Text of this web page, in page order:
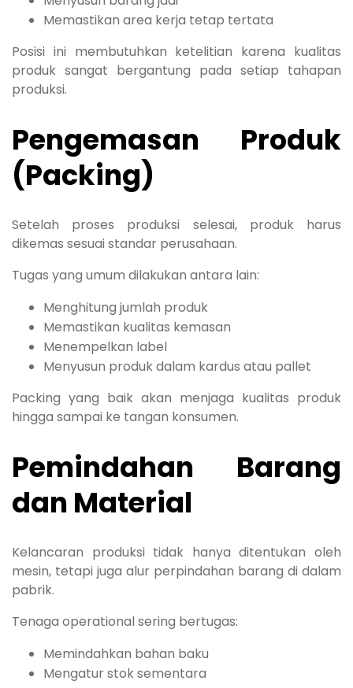
Memastikan area kerja tetap tertata
Posisi ini membutuhkan ketelitian karena kualitas
produk sangat bergantung pada setiap tahapan
produksi.
Pengemasan Produk
(Packing)
Setelah proses produksi selesai, produk harus
dikemas sesuai standar perusahaan.
Tugas yang umum dilakukan antara lain:
Menghitung jumlah produk
Memastikan kualitas kemasan
Menempelkan label
Menyusun produk dalam kardus atau pallet
Packing yang baik akan menjaga kualitas produk
hingga sampai ke tangan konsumen.
Pemindahan Barang
dan Material
Kelancaran produksi tidak hanya ditentukan oleh
mesin, tetapi juga alur perpindahan barang di dalam
pabrik.
Tenaga operational sering bertugas:
Memindahkan bahan baku
Mengatur stok sementara